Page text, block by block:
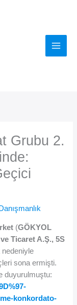
Grubu 2.
(GÖKYOL
Ticaret A.Ş., 5S
nedeniyle
sona ermişti.
duyurulmuştu:
konkordato-